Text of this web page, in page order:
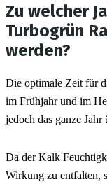
Zu welcher
Turbogrün
werden?
Die optimale Zeit für
im Frühjahr und im
jedoch das ganze
Da der Kalk
Wirkung zu entfalten,